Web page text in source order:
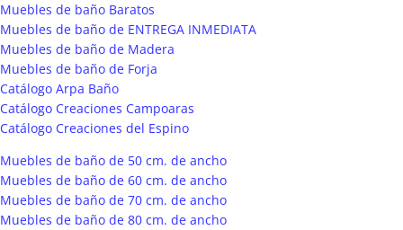
Muebles de baño Baratos
Muebles de baño de ENTREGA INMEDIATA
Muebles de baño de Madera
Muebles de baño de Forja
Catálogo Arpa Baño
Catálogo Creaciones Campoaras
Catálogo Creaciones del Espino
Muebles de baño de 50 cm. de ancho
Muebles de baño de 60 cm. de ancho
Muebles de baño de 70 cm. de ancho
Muebles de baño de 80 cm. de ancho